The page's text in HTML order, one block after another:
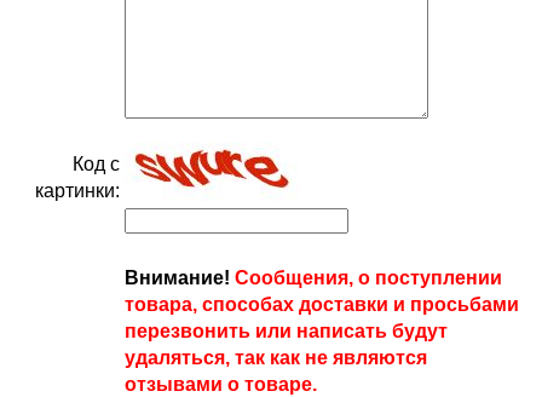
Код с
картинки:
Внимание! Сообщения, о поступлении
товара, способах доставки и просьбами
перезвонить или написать будут
удаляться, так как не являются
отзывами о товаре.